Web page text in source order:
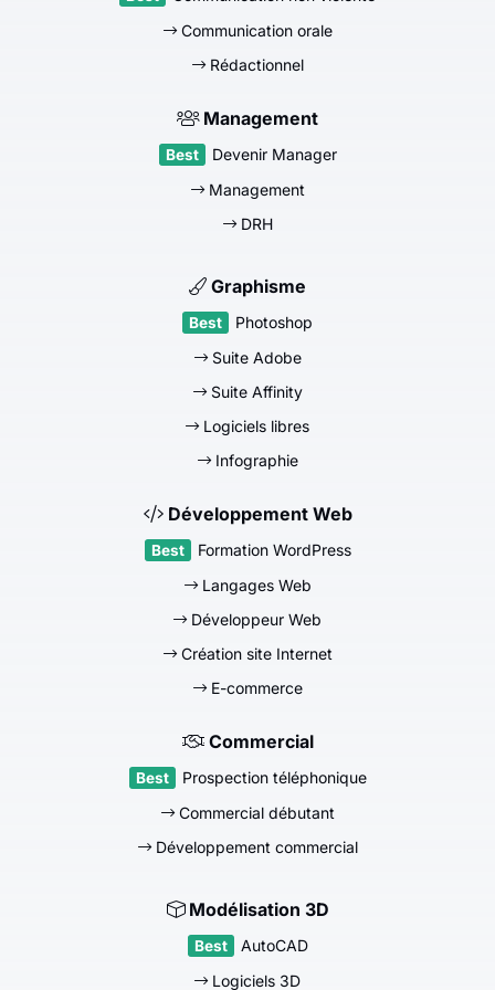
Communication orale
Rédactionnel
Management
Devenir Manager
Management
DRH
Graphisme
Photoshop
Suite Adobe
Suite Affinity
Logiciels libres
Infographie
Développement Web
Formation WordPress
Langages Web
Développeur Web
Création site Internet
E-commerce
Commercial
Prospection téléphonique
Commercial débutant
Développement commercial
Modélisation 3D
AutoCAD
Logiciels 3D